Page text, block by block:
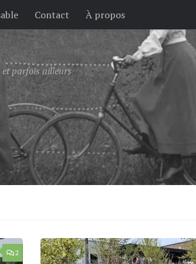
Contact À propos
parfois ailleurs
2